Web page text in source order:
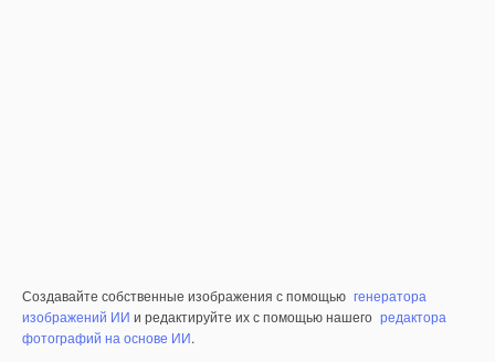
Создавайте собственные изображения с помощью генератора
изображений ИИ и редактируйте их с помощью нашего редактора
фотографий на основе ИИ.